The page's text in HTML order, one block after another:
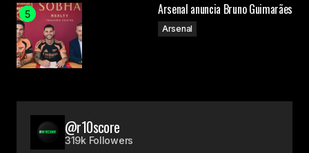
Arsenal anuncia Bruno Guimarães
Arsenal
@r10score
319k Followers